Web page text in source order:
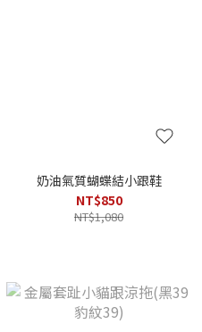
奶油氣質蝴蝶結小跟鞋
NT$850
NT$1,080